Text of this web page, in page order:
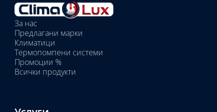
Избрани
вътрешни
тела:
Избрано
тяло:
За нас
Предлагани марки
Климатици
Термопомпени системи
Промоции %
Всички продукти